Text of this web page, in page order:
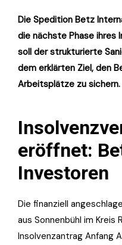
Die Spedition Betz
die nächste Phase ihres
soll der strukturierte
dem erklärten Ziel, den
Arbeitsplätze zu sichern.
eröffnet:
Investoren
Die finanziell
aus Sonnenbühl im
Insolvenzantrag Anfang